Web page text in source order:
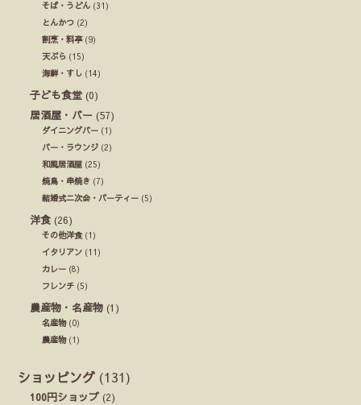
そば・うどん (31)
とんかつ (2)
割烹・料亭(9)
天ぷら (15)
海鮮・すし (14)
子ども食堂 (0)
居酒屋・バー (57)
ダイニングバー (1)
バー・ラウンジ (2)
和風居酒屋 (25)
焼鳥・串焼き (7)
結婚式ニ次会・パーティー (5)
洋食 (26)
その他洋食(1)
イタリアン (11)
カレー (8)
フレンチ (5)
農産物・名産物 (1)
名産物(0)
農産物(1)
ショッピング (131)
100円ショップ (2)